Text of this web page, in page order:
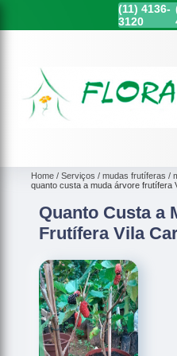
(11) 4136-
3120
Home Serviços mudas frutíferas
quanto custa a muda árvore frutífera
Quanto Custa a
Frutífera Vila